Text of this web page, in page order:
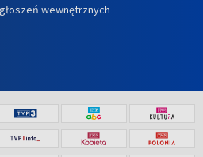
wewnętrznych